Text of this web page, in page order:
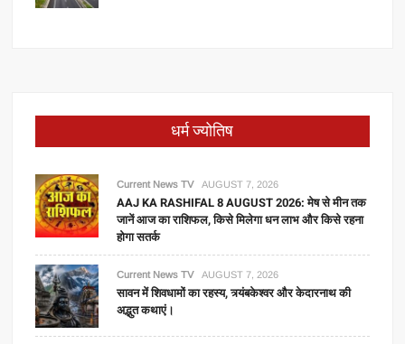
धर्म ज्योतिष
Current News TV AUGUST 7, 2026
AAJ KA RASHIFAL 8 AUGUST 2026: मेष से मीन तक
जानें आज का राशिफल, किसे मिलेगा धन लाभ और किसे रहना
होगा सतर्क
Current News TV AUGUST 7, 2026
सावन में शिवधामों का रहस्य, त्र्यंबकेश्वर और केदारनाथ की
अद्भुत कथाएं।